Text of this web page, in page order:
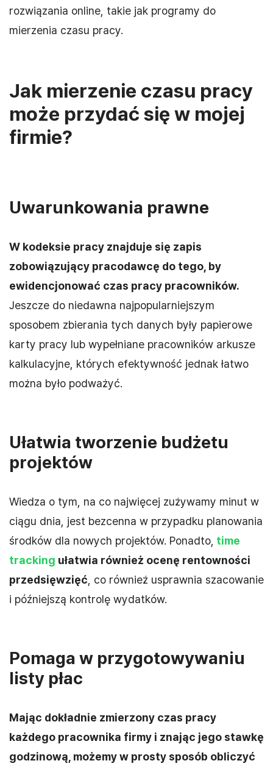
rozwiązania online, takie jak programy do
mierzenia czasu pracy.
Jak mierzenie czasu pracy
może przydać się w mojej
firmie?
Uwarunkowania prawne
W kodeksie pracy znajduje się zapis
zobowiązujący pracodawcę do tego, by
ewidencjonować czas pracy pracowników.
Jeszcze do niedawna najpopularniejszym
sposobem zbierania tych danych były papierowe
karty pracy lub wypełniane pracowników arkusze
kalkulacyjne, których efektywność jednak łatwo
można było podważyć.
Ułatwia tworzenie budżetu
projektów
Wiedza o tym, na co najwięcej zużywamy minut w
ciągu dnia, jest bezcenna w przypadku planowania
środków dla nowych projektów. Ponadto, time
tracking ułatwia również ocenę rentowności
przedsięwzięć , co również usprawnia szacowanie
i późniejszą kontrolę wydatków.
Pomaga w przygotowywaniu
listy płac
Mając dokładnie zmierzony czas pracy
każdego pracownika firmy i znając jego stawkę
godzinową, możemy w prosty sposób obliczyć